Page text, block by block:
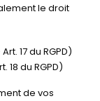
le droit
17 du RGPD)
18 du RGPD)
de vos